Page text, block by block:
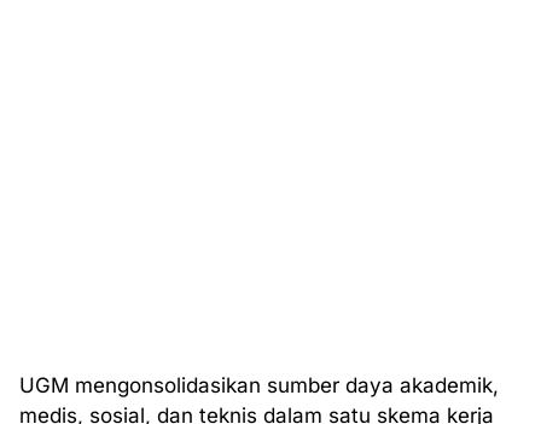
UGM mengonsolidasikan sumber daya akademik,
medis, sosial, dan teknis dalam satu skema kerja